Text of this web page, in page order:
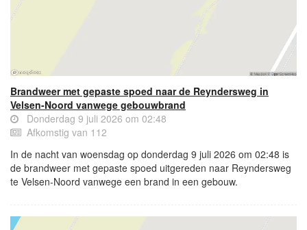
Brandweer met gepaste spoed naar de Reyndersweg in
Velsen-Noord vanwege gebouwbrand
Donderdag 9 juli 2026 om 02:48
Afkomstig van 112
In de nacht van woensdag op donderdag 9 juli 2026 om 02:48 is
de brandweer met gepaste spoed uitgereden naar Reyndersweg
te Velsen-Noord vanwege een brand in een gebouw.